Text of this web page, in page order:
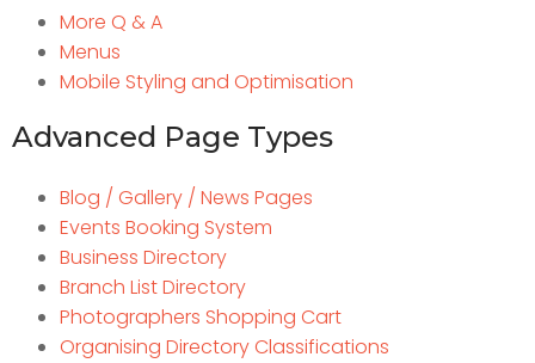
More Q & A
Menus
Mobile Styling and Optimisation
Advanced Page Types
Blog / Gallery / News Pages
Events Booking System
Business Directory
Branch List Directory
Photographers Shopping Cart
Organising Directory Classifications